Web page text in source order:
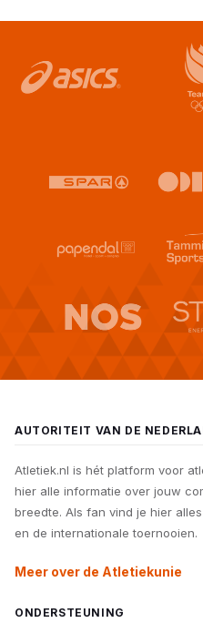
AUTORITEIT VAN DE
Atletiek.nl is hét platform voor
hier alle informatie over jouw
breedte. Als fan vind je hier
en de internationale toernooien.
Meer over de Atletiekunie
ONDERSTEUNING